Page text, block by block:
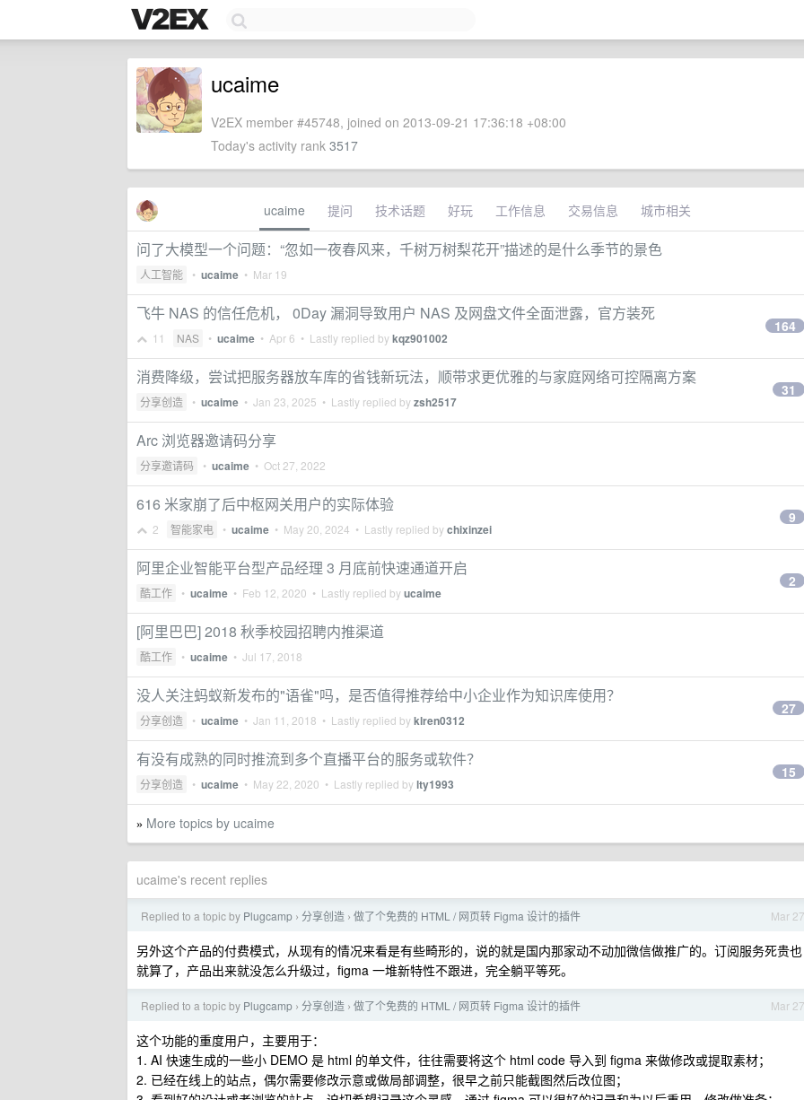
ucaime
V2EX member #45748, joined on 2013-09-21 17:36:18 +08:00
Today's activity rank 3517
ucaime 提问 技术话题 好玩 工作信息 交易信息 城市相关
问了大模型一个问题：“忽如一夜春风来，千树万树梨花开”描述的是什么季节的景色
人工智能 • ucaime • Mar 19
飞牛 NAS 的信任危机， 0Day 漏洞导致用户 NAS 及网盘文件全面泄露，官方装死
11 NAS • ucaime • Apr 6 • Lastly replied bykqz901002
164
消费降级，尝试把服务器放车库的省钱新玩法，顺带求更优雅的与家庭网络可控隔离方案
分享创造 • ucaime • Jan 23, 2025 • Lastly replied byzsh2517
31
Arc 浏览器邀请码分享
分享邀请码 • ucaime • Oct 27, 2022
616 米家崩了后中枢网关用户的实际体验
2 智能家电 • ucaime • May 20, 2024 • Lastly replied bychixinzei
9
阿里企业智能平台型产品经理 3 月底前快速通道开启
酷工作 • ucaime • Feb 12, 2020 • Lastly replied byucaime
2
[阿里巴巴] 2018 秋季校园招聘内推渠道
酷工作 • ucaime • Jul 17, 2018
没人关注蚂蚁新发布的"语雀"吗，是否值得推荐给中小企业作为知识库使用？
分享创造 • ucaime • Jan 11, 2018 • Lastly replied byklren0312
27
有没有成熟的同时推流到多个直播平台的服务或软件？
分享创造 • ucaime • May 22, 2020 • Lastly replied bylty1993
15
» More topics by ucaime
ucaime's recent replies
Mar 27
Replied to a topic by Plugcamp › 分享创造 › 做了个免费的 HTML / 网页转 Figma 设计的插件
另外这个产品的付费模式，从现有的情况来看是有些畸形的，说的就是国内那家动不动加微信做推广的。订阅服务死贵也
就算了，产品出来就没怎么升级过，figma 一堆新特性不跟进，完全躺平等死。
Mar 27
Replied to a topic by Plugcamp › 分享创造 › 做了个免费的 HTML / 网页转 Figma 设计的插件
这个功能的重度用户，主要用于：
1. AI 快速生成的一些小 DEMO 是 html 的单文件，往往需要将这个 html code 导入到 figma 来做修改或提取素材；
2. 已经在线上的站点，偶尔需要修改示意或做局部调整，很早之前只能截图然后改位图；